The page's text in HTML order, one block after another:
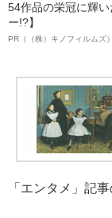
54作品の栄冠に輝
ー!?】
PR（（株）キノフィルムズ）
「エンタメ」記